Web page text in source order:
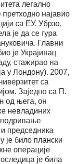
легално
претходно најавио
са ЕУ. Убрзо,
је да се гура
Главни
је Украјинац
стажирао на
у Лондону). 2007,
са
Заједно са П.
од њега, он
невладиних
подривање
председника
било плански
операције
је била